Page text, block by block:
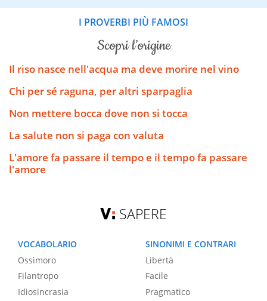
I PROVERBI PIÙ FAMOSI
scopri l’origine
Il riso nasce nell'acqua ma deve morire nel vino
Chi per sé raguna, per altri sparpaglia
Non mettere bocca dove non si tocca
La salute non si paga con valuta
L'amore fa passare il tempo e il tempo fa passare
l'amore
SAPERE
VOCABOLARIO
Ossimoro
Filantropo
Idiosincrasia
SINONIMI E CONTRARI
Libertà
Facile
Pragmatico